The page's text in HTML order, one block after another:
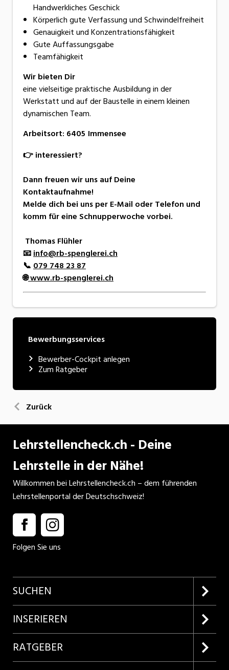
Handwerkliches Geschick
Körperlich gute Verfassung und Schwindelfreiheit
Genauigkeit und Konzentrationsfähigkeit
Gute Auffassungsgabe
Teamfähigkeit
Wir bieten Dir
eine vielseitige praktische Ausbildung in der
Werkstatt und auf der Baustelle in einem kleinen
dynamischen Team.
Arbeitsort: 6405 Immensee
👉 interessiert?
Dann freuen wir uns auf Deine
Kontaktaufnahme!
Melde dich bei uns per E-Mail oder Telefon und
komm für eine Schnupperwoche vorbei.
Thomas Flühler
📧info@rb-spenglerei.ch
📞079 748 23 87
🌐www.rb-spenglerei.ch
Bewerbungsservices
Bewerber-Cockpit anlegen
Zum Ratgeber
Zurück
Lehrstellencheck.ch - Deine
Lehrstelle in der Nähe!
Willkommen bei Lehrstellencheck.ch – dem führenden
Lehrstellenportal der Deutschschweiz!
Folgen Sie uns
SUCHEN
Firmenprofile entdecken
Lehrstellen suchen
INSERIEREN
Kundenlogin
RATGEBER